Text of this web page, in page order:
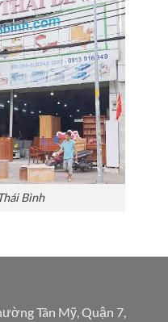
Bình
Tân Mỹ, Quận 7,